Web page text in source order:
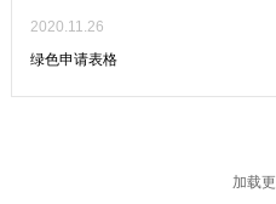
2020.11.26
绿色申请表格
加载